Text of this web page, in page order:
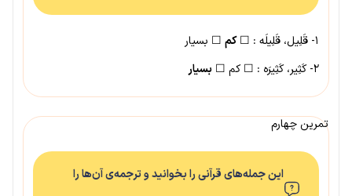
۱- قَلِیل، قَلِیلَه : ☐ کم ☐ بسیار
۲- کَثِیر، کَثِیرَه : ☐ کم ☐
بسیار
تمرین چهارم
این جمله‌های قرآنی را بخوانید و ترجمه‌ی آن‌ها را